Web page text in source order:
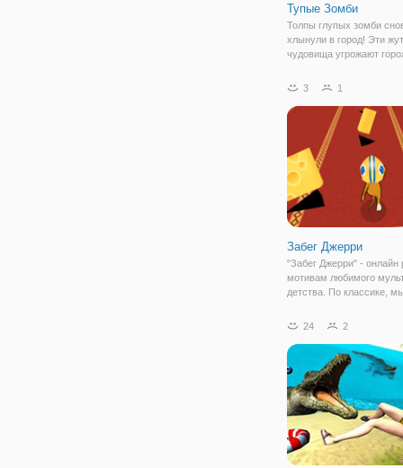
Тупые Зомби
Толпы глупых зомби
хлынули в город! Эти
чудовища угрожают
этого не случилось на
вы будете управлять.
только вы сможете
3 1
Забег Джерри
"Забег Джерри" - онлайн
мотивам любимого
детства. По классике,
в этом ему поможем.
стрелок и
24 2